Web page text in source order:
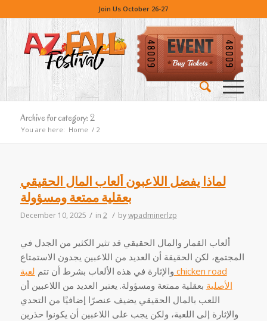
Join Us October 26-27
Archive for category: 2
You are here: Home / 2
لماذا يفضل اللاعبون ألعاب المال الحقيقي
بعقلية ممتعة ومسؤولة
December 10, 2025 / in 2 / bywpadminerlzp
ألعاب القمار والمال الحقيقي قد تثير الكثير من الجدل في
المجتمع، لكن الحقيقة أن العديد من اللاعبين يجدون الاستمتاع
والإثارة في هذه الألعاب بشرط أن تتم لعبة chicken road
الأصلية بعقلية ممتعة ومسؤولة. يعتبر العديد من اللاعبين أن
اللعب بالمال الحقيقي يضيف عنصرًا إضافيًا من التحدي
والإثارة إلى اللعبة، ولكن يجب على اللاعبين أن يكونوا حذرين